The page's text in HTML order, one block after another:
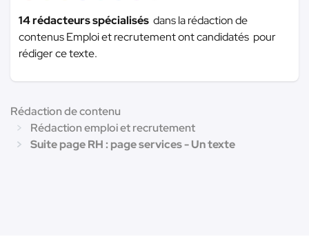
14 rédacteurs spécialisés dans la rédaction de
contenus Emploi et recrutement ont candidatés pour
rédiger ce texte.
Rédaction de contenu
Rédaction emploi et recrutement
Suite page RH : page services - Un texte